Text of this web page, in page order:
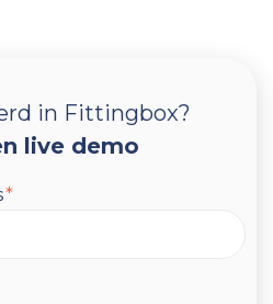
in Fittingbox?
live demo
*